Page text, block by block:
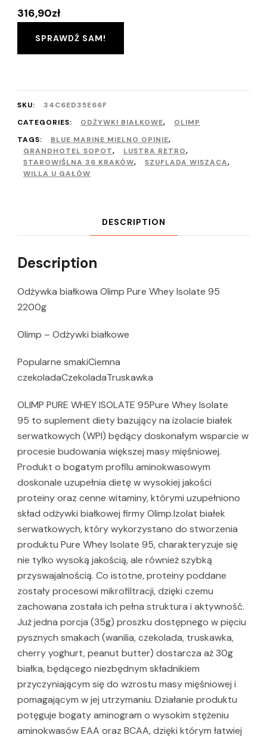
316,90zł
SPRAWDŹ SAM!
SKU:
34C6ED35E66F
CATEGORIES:
ODŻYWKI BIAŁKOWE,
OLIMP
TAGS:
BLUE MARINE MIELNO OPINIE,
GRANDHOTEL SOPOT, LUSTRA RETRO,
STAROWIŚLNA 36 KRAKÓW, SZUFLADA WISZĄCA,
WILLA U GAŁÓW
DESCRIPTION
Description
Odżywka białkowa Olimp Pure Whey Isolate 95
2200g
Olimp – Odżywki białkowe
Popularne smakiCiemna
czekoladaCzekoladaTruskawka
OLIMP PURE WHEY ISOLATE 95Pure Whey Isolate
95 to suplement diety bazujący na izolacie białek
serwatkowych (WPI) będący doskonałym wsparcie w
procesie budowania większej masy mięśniowej.
Produkt o bogatym profilu aminokwasowym
doskonale uzupełnia dietę w wysokiej jakości
proteiny oraz cenne witaminy, którymi uzupełniono
skład odżywki białkowej firmy Olimp.Izolat białek
serwatkowych, który wykorzystano do stworzenia
produktu Pure Whey Isolate 95, charakteryzuje się
nie tylko wysoką jakością, ale również szybką
przyswajalnością. Co istotne, proteiny poddane
zostały procesowi mikrofiltracji, dzięki czemu
zachowana została ich pełna struktura i aktywność.
Już jedna porcja (35g) proszku dostępnego w pięciu
pysznych smakach (wanilia, czekolada, truskawka,
cherry yoghurt, peanut butter) dostarcza aż 30g
białka, będącego niezbędnym składnikiem
przyczyniającym się do wzrostu masy mięśniowej i
pomagającym w jej utrzymaniu. Działanie produktu
potęguje bogaty aminogram o wysokim stężeniu
aminokwasów EAA oraz BCAA, dzięki którym łatwiej